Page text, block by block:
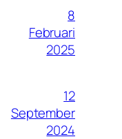
8
Februari
2025
12
September
2024